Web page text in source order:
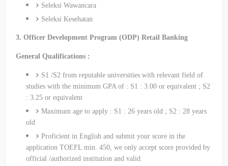
Seleksi Wawancara
Seleksi Kesehatan
3. Officer Development Program (ODP) Retail Banking
General Qualifications :
S1 /S2 from reputable universities with relevant field of
studies with the minimum GPA of : S1 : 3.00 or equivalent ; S2
: 3.25 or equivalent
Maximum age to apply : S1 : 26 years old ; S2 : 28 years
old
Proficient in English and submit your score in the
application TOEFL min. 450, we only accept score provided by
official /authorized institution and valid.